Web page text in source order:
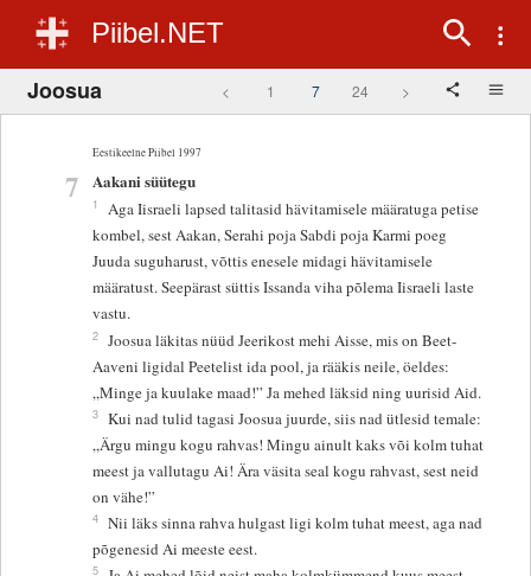
Piibel.NET
Joosua < 1 7 24 >
Eestikeelne Piibel 1997
7 Aakani süütegu
1
Aga Iisraeli lapsed talitasid hävitamisele määratuga petise
kombel, sest Aakan, Serahi poja Sabdi poja Karmi poeg
Juuda suguharust, võttis enesele midagi hävitamisele
määratust. Seepärast süttis Issanda viha põlema Iisraeli laste
vastu.
2 Joosua läkitas nüüd Jeerikost mehi Aisse, mis on Beet-
Aaveni ligidal Peetelist ida pool, ja rääkis neile, öeldes:
„Minge ja kuulake maad!” Ja mehed läksid ning uurisid Aid.
3 Kui nad tulid tagasi Joosua juurde, siis nad ütlesid temale:
„Ärgu mingu kogu rahvas! Mingu ainult kaks või kolm tuhat
meest ja vallutagu Ai! Ära väsita seal kogu rahvast, sest neid
on vähe!”
4 Nii läks sinna rahva hulgast ligi kolm tuhat meest, aga nad
põgenesid Ai meeste eest.
5